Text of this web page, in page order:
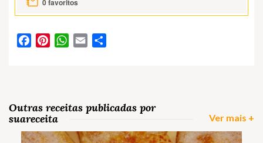
0favoritos
FacebookPinterestWhatsApp
Email
Outras receitas publicadas por
suareceita
Ver mais +